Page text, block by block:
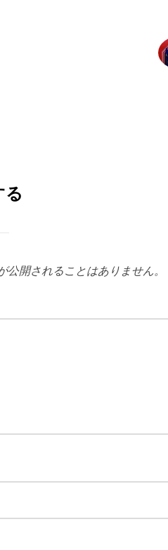
る
公開されることはありません。